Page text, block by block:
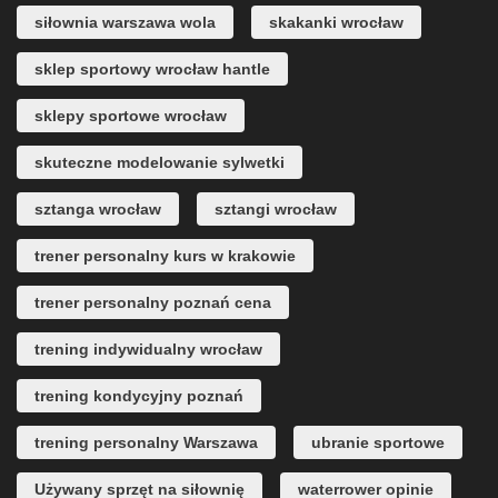
siłownia warszawa wola skakanki wrocław
sklep sportowy wrocław hantle
sklepy sportowe wrocław
skuteczne modelowanie sylwetki
sztanga wrocław sztangi wrocław
trener personalny kurs w krakowie
trener personalny poznań cena
trening indywidualny wrocław
trening kondycyjny poznań
trening personalny Warszawa ubranie sportowe
Używany sprzęt na siłownię waterrower opinie